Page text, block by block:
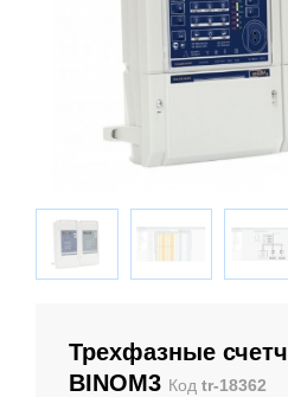
Трехфазные
BINOM3 Код tr-18362